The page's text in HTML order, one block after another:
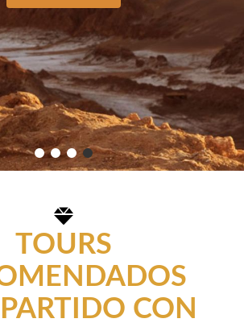
TOURS
CON